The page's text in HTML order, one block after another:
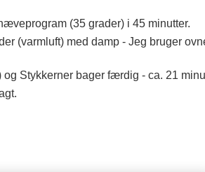
(35 grader) i 45 minutter.
(varmluft) med damp - Jeg bruger
Stykkerner bager færdig - ca. 21